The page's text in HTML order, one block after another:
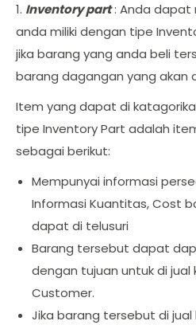
1. Inventory part: Anda dapat
anda miliki dengan tipe
jika barang yang anda beli
barang dagangan yang akan
Item yang dapat di
tipe Inventory Part adalah
sebagai berikut:
Mempunyai informasi
Informasi Kuantitas, Cost
dapat di telusuri
Barang tersebut dapat
dengan tujuan untuk di jual
Customer.
Jika barang tersebut di